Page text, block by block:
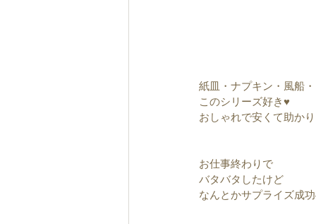
紙皿・ナプキン・風船
このシリーズ好き♥︎︎
おしゃれで安くて助かり
お仕事終わりで
バタバタしたけど
なんとかサプライズ成功